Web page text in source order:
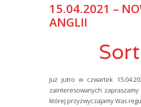
15.04.2021 –
ANGLII
Już jutro w czwartek
zainteresowanych
której przyzwyczajamy Was